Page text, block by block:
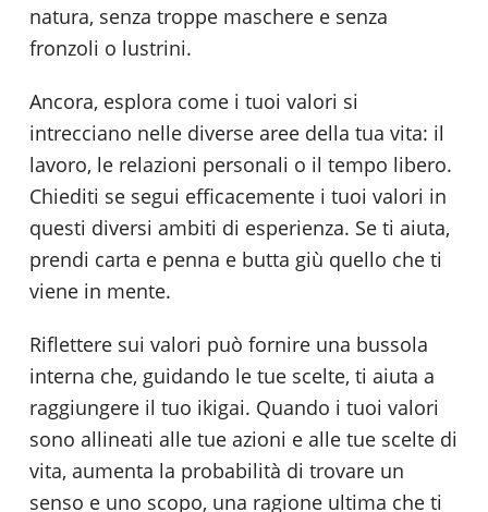
natura, senza troppe maschere e senza
fronzoli o lustrini.
Ancora, esplora come i tuoi valori si
intrecciano nelle diverse aree della tua vita: il
lavoro, le relazioni personali o il tempo libero.
Chiediti se segui efficacemente i tuoi valori in
questi diversi ambiti di esperienza. Se ti aiuta,
prendi carta e penna e butta giù quello che ti
viene in mente.
Riflettere sui valori può fornire una bussola
interna che, guidando le tue scelte, ti aiuta a
raggiungere il tuo ikigai. Quando i tuoi valori
sono allineati alle tue azioni e alle tue scelte di
vita, aumenta la probabilità di trovare un
senso e uno scopo, una ragione ultima che ti